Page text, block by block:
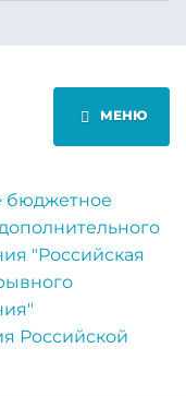
МЕНЮ
бюджетное
"Российская
Российской